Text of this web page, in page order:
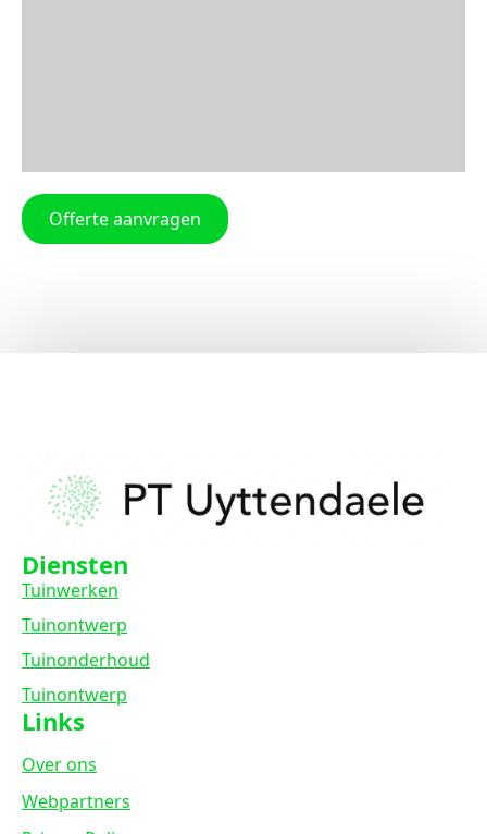
Offerte aanvragen
Diensten
Tuinwerken
Tuinontwerp
Tuinonderhoud
Tuinontwerp
Links
Over ons
Webpartners